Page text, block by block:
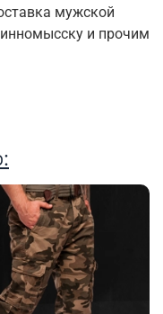
мужской
и прочим